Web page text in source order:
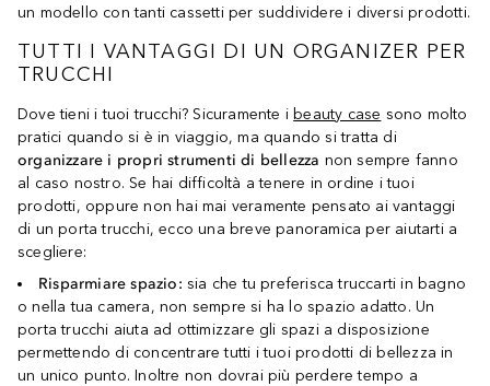
un modello con tanti cassetti per suddividere i diversi prodotti.
TUTTI I VANTAGGI DI UN ORGANIZER PER
TRUCCHI
Dove tieni i tuoi trucchi? Sicuramente i beauty case sono molto
pratici quando si è in viaggio, ma quando si tratta di
organizzare i propri strumenti di bellezza non sempre fanno
al caso nostro. Se hai difficoltà a tenere in ordine i tuoi
prodotti, oppure non hai mai veramente pensato ai vantaggi
di un porta trucchi, ecco una breve panoramica per aiutarti a
scegliere:
Risparmiare spazio: sia che tu preferisca truccarti in bagno
o nella tua camera, non sempre si ha lo spazio adatto. Un
porta trucchi aiuta ad ottimizzare gli spazi a disposizione
permettendo di concentrare tutti i tuoi prodotti di bellezza in
un unico punto. Inoltre non dovrai più perdere tempo a